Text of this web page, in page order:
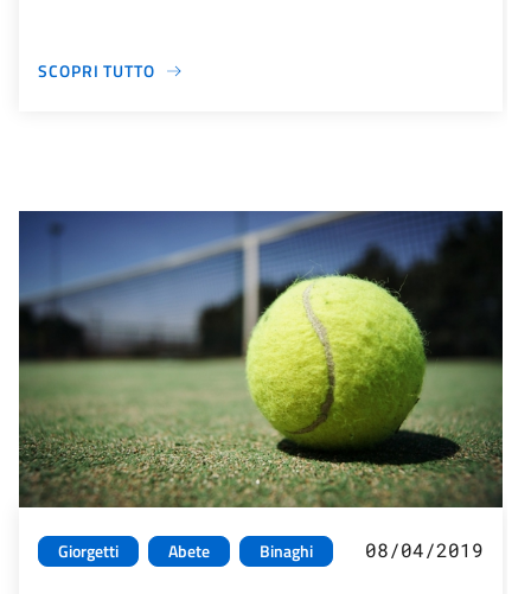
SCOPRI TUTTO
Giorgetti Abete Binaghi 08/04/2019